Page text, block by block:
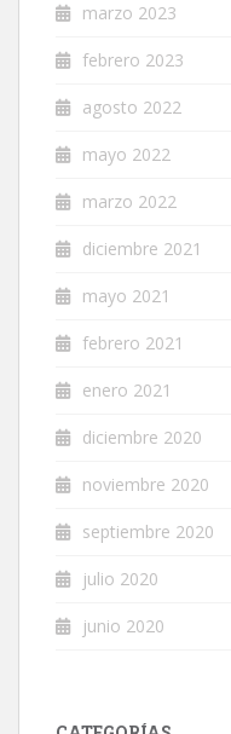
marzo 2023
febrero 2023
agosto 2022
mayo 2022
marzo 2022
diciembre 2021
mayo 2021
febrero 2021
enero 2021
diciembre 2020
noviembre 2020
septiembre 2020
julio 2020
junio 2020